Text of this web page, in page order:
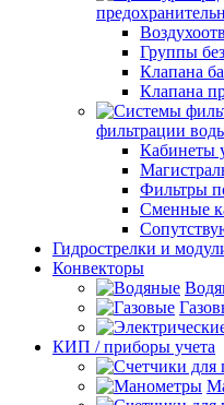
Группы
Клапана
Клапана
фильтрации
Кабинеты
Фильтры
Сменные
Гидрострелки и
Конвекторы
КИП / приборы учета